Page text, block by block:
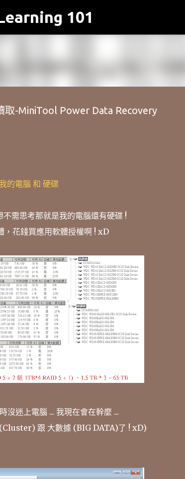
跳到主要內容
101
取-MiniTool Power Data Recovery
的電腦 和 硬碟
需思考那就是我的電腦還有硬碟 !
，花錢買應用軟體授權啊 ! xD
沒迷上電腦 ... 我現在會在幹麼 ...
跟 大數據 (BIG DATA)了 ! xD)